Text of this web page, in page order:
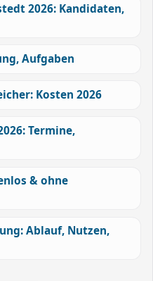
2026: Kandidaten,
Aufgaben
Kosten 2026
Termine,
& ohne
Ablauf, Nutzen,